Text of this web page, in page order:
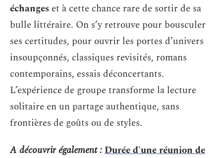
échanges et à cette chance rare de sortir de sa
bulle littéraire. On s’y retrouve pour bousculer
ses certitudes, pour ouvrir les portes d’univers
insoupçonnés, classiques revisités, romans
contemporains, essais déconcertants.
L’expérience de groupe transforme la lecture
solitaire en un partage authentique, sans
frontières de goûts ou de styles.
A découvrir également :Durée d'une réunion de